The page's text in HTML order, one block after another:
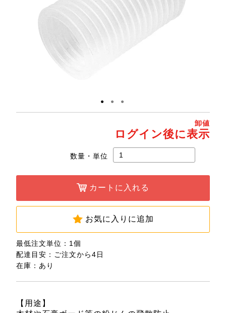
● ● ●
卸値
ログイン後に表示
数量・単位
カートに入れる
お気に入りに追加
最低注文単位：1個
配達目安：ご注文から4日
在庫：あり
【用途】